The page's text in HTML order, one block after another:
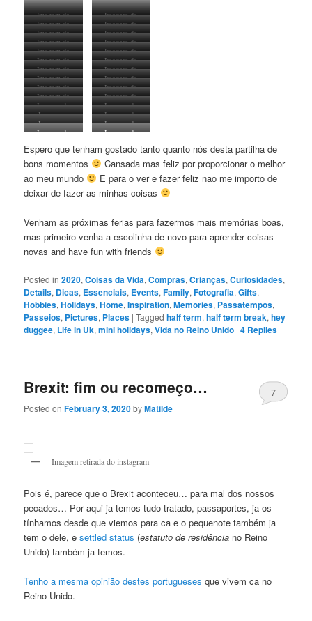
Imagem da
minha autoria –
shopping day
Imagem da
minha autoria –
Happiness has
a face
Imagem da
minha autoria –
fun day
Imagem da
minha autoria –
playground
Imagem da
minha autoria –
a king in his
castle
Imagem da
minha autoria –
weeeeee
Imagem da
minha autoria –
a king in his
castle
Imagem da
minha autoria –
painting time
Imagem da
minha autoria –
adoro puzzles
Imagem da
minha autoria –
movie time
Imagem da
minha autoria –
Shopping time
Imagem da
minha autoria –
let’s go
shopping
Imagem da
minha autoria –
baking time
Imagem da
minha autoria –
nham nham
Imagem da
minha autoria –
temos chef
Imagem da
minha autoria –
mix mix mix
Imagem da
minha autoria –
i love trains
Imagem da
minha autoria –
red bus
Imagem da
minha autoria –
Hey Duggee
Imagem da
minha autoria –
Hey Duggee
Imagem da
minha autoria –
bye bye
Imagem da
minha autoria –
adoro comer
Imagem a
minha autoria –
Imagem da
minha autoria –
keeps the
doctor away
Imagem a
minha autoria –
what’s up doc?
Imagem da
minha autoria –
i love watching
the trains
Imagem da
it’s lunch time
Imagem da
minha autoria –
nham nham
Espero que tenham gostado tanto quanto nós desta partilha de
bons momentos
Cansada mas feliz por proporcionar o melhor
ao meu mundo
E para o ver e fazer feliz nao me importo de
deixar de fazer as minhas coisas
Venham as próximas ferias para fazermos mais memórias boas,
mas primeiro venha a escolinha de novo para aprender coisas
novas and have fun with friends
Posted in 2020,Coisas da Vida,Compras,Crianças,Curiosidades,
Details, Dicas, Essenciais, Events,Family,Fotografia,Gifts,
Hobbies,Holidays,Home,Inspiration,Memories, Passatempos,
Passeios, Pictures, Places |Tagged half term,half term break,hey
duggee, Life in Uk,mini holidays,Vida no Reino Unido |4 Replies
Brexit: fim ou recomeço…
Posted onFebruary 3, 2020byMatilde
7
Imagem retirada do instagram
Pois é, parece que o Brexit aconteceu… para mal dos nossos
pecados… Por aqui ja temos tudo tratado, passaportes, ja os
tínhamos desde que viemos para ca e o pequenote também ja
tem o dele, esettled status (estatuto de residência no Reino
Unido) também ja temos.
Tenho a mesma opinião destes portugueses que vivem ca no
Reino Unido.